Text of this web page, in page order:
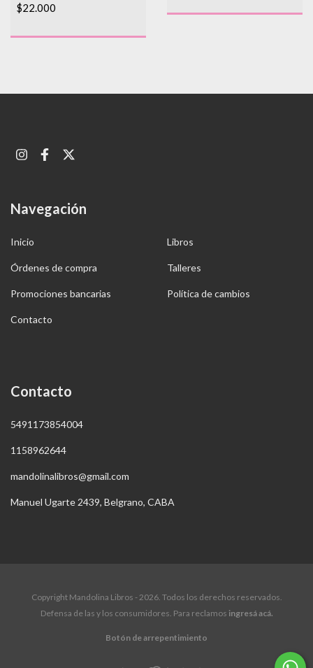
$22.000
Navegación
Inicio Libros
Órdenes de compra Talleres
Promociones bancarias Política de cambios
Contacto
Contacto
5491173854004
1158962644
mandolinalibros@gmail.com
Manuel Ugarte 2439, Belgrano, CABA
Copyright Mandolina Libros - 2026. Todos los derechos reservados.
Defensa de las y los consumidores. Para reclamos ingresá acá.
Botón de arrepentimiento